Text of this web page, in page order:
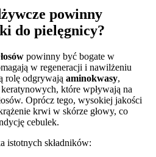
powinny
do pielęgnicy?
powinny być bogate w
w regeneracji i nawilżeniu
rolę odgrywają aminokwasy,
które wpływają na
Oprócz tego, wysokiej jakości
krwi w skórze głowy, co
cebulek.
istotnych składników: